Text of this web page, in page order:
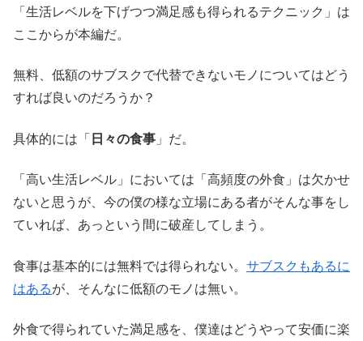
「生活レベルを下げつつ満足感も得られるテクニック」は
ここからが本編だ。
無料、低額のサブスクで代替できないモノについてはどう
すれば良いのだろうか？
具体的には「日々の食事 」だ。
「高い生活レベル」においては「高頻度の外食」は欠かせ
ないと思うが、今の僕の様な立場にある者がそんな事をし
ていれば、あっという間に破産してしまう。
食事は基本的には無料では得られない。 サブスクもあるに
はあるが、そんなに低額のモノは無い。
外食で得られていた満足感を、僕達はどうやって安価に楽